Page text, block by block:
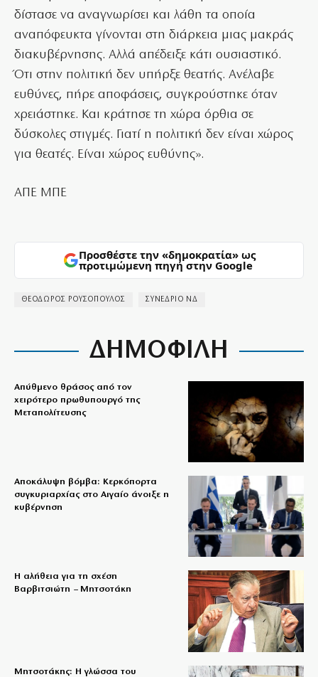
δίστασε να αναγνωρίσει και λάθη τα οποία
αναπόφευκτα γίνονται στη διάρκεια μιας μακράς
διακυβέρνησης. Αλλά απέδειξε κάτι ουσιαστικό.
Ότι στην πολιτική δεν υπήρξε θεατής. Ανέλαβε
ευθύνες, πήρε αποφάσεις, συγκρούστηκε όταν
χρειάστηκε. Και κράτησε τη χώρα όρθια σε
δύσκολες στιγμές. Γιατί η πολιτική δεν είναι χώρος
για θεατές. Είναι χώρος ευθύνης».
ΑΠΕ ΜΠΕ
Προσθέστε την «δημοκρατία» ως
προτιμώμενη πηγή στην Google
ΘΕΟΔΩΡΟΣ ΡΟΥΣΟΠΟΥΛΟΣ ΣΥΝΕΔΡΙΟ ΝΔ
ΔΗΜΟΦΙΛΗ
Απύθμενο θράσος από τον
χειρότερο πρωθυπουργό της
Μεταπολίτευσης
Αποκάλυψη βόμβα: Κερκόπορτα
συγκυριαρχίας στο Αιγαίο άνοιξε η
κυβέρνηση
Η αλήθεια για τη σχέση
Βαρβιτσιώτη – Μητσοτάκη
Μητσοτάκης: Η γλώσσα του